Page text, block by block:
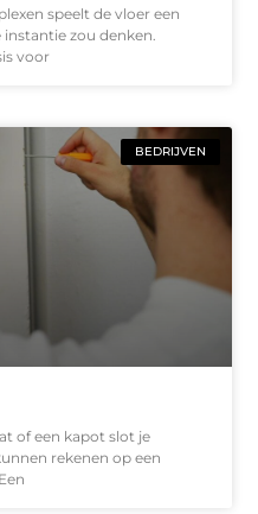
speelt de vloer een
zou denken.
voor
BEDRIJVEN
of een kapot slot je
rekenen op een